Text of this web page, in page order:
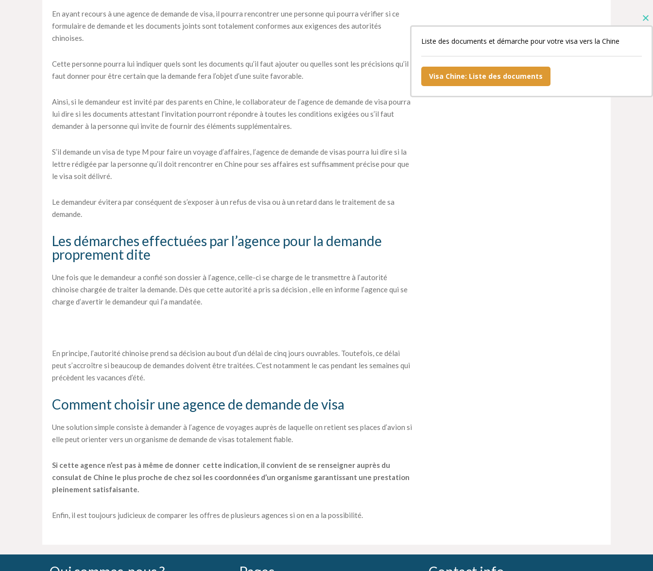
En ayant recours à une agence de demande de visa, il pourra rencontrer une personne qui pourra vérifier si ce
formulaire de demande et les documents joints sont totalement conformes aux exigences des autorités
chinoises.
Cette personne pourra lui indiquer quels sont les documents qu’il faut ajouter ou quelles sont les précisions qu’il
faut donner pour être certain que la demande fera l’objet d’une suite favorable.
Ainsi, si le demandeur est invité par des parents en Chine, le collaborateur de l’agence de demande de visa pourra
lui dire si les documents attestant l’invitation pourront répondre à toutes les conditions exigées ou s’il faut
demander à la personne qui invite de fournir des éléments supplémentaires.
S’il demande un visa de type M pour faire un voyage d’affaires, l’agence de demande de visas pourra lui dire si la
lettre rédigée par la personne qu’il doit rencontrer en Chine pour ses affaires est suffisamment précise pour que
le visa soit délivré.
Le demandeur évitera par conséquent de s’exposer à un refus de visa ou à un retard dans le traitement de sa
demande.
Les démarches effectuées par l’agence pour la demande
proprement dite
Une fois que le demandeur a confié son dossier à l’agence, celle-ci se charge de le transmettre à l’autorité
chinoise chargée de traiter la demande. Dès que cette autorité a pris sa décision , elle en informe l’agence qui se
charge d’avertir le demandeur qui l’a mandatée.
En principe, l’autorité chinoise prend sa décision au bout d’un délai de cinq jours ouvrables. Toutefois, ce délai
peut s’accroître si beaucoup de demandes doivent être traitées. C’est notamment le cas pendant les semaines qui
précèdent les vacances d’été.
Comment choisir une agence de demande de visa
Une solution simple consiste à demander à l’agence de voyages auprès de laquelle on retient ses places d’avion si
elle peut orienter vers un organisme de demande de visas totalement fiable.
Si cette agence n’est pas à même de donner cette indication, il convient de se renseigner auprès du
consulat de Chine le plus proche de chez soi les coordonnées d’un organisme garantissant une prestation
pleinement satisfaisante.
Enfin, il est toujours judicieux de comparer les offres de plusieurs agences si on en a la possibilité.
Liste des documents et démarche pour votre visa vers la Chine
Visa Chine: Liste des documents